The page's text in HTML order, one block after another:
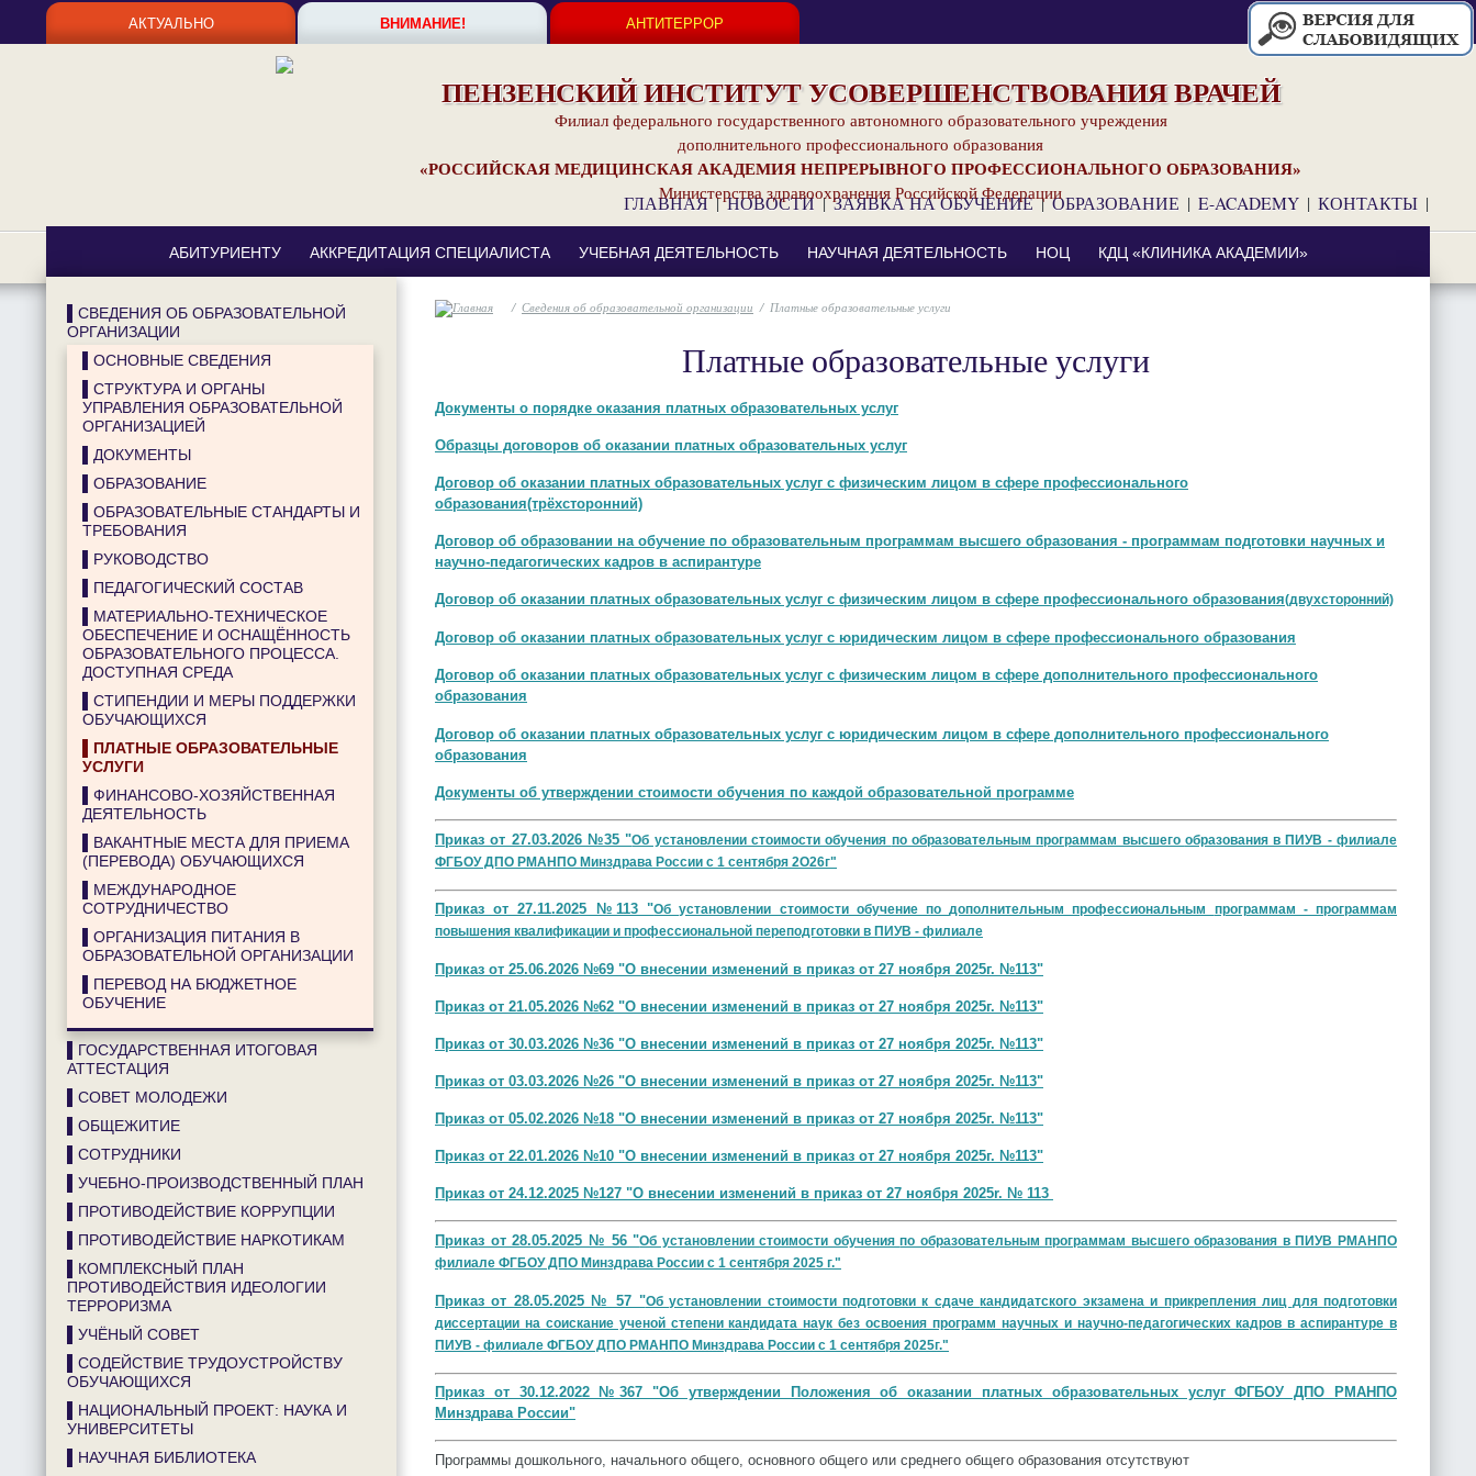
АКТУАЛЬНО ВНИМАНИЕ! АНТИТЕРРОР
ПЕНЗЕНСКИЙ ИНСТИТУТ УСОВЕРШЕНСТВОВАНИЯ ВРАЧЕЙ
Филиал федерального государственного автономного образовательного учреждения
дополнительного профессионального образования
«РОССИЙСКАЯ МЕДИЦИНСКАЯ АКАДЕМИЯ НЕПРЕРЫВНОГО ПРОФЕССИОНАЛЬНОГО ОБРАЗОВАНИЯ»
Министерства здравоохранения Российской Федерации
ГЛАВНАЯ |НОВОСТИ |ЗАЯВКА НА ОБУЧЕНИЕ |ОБРАЗОВАНИЕ | E-ACADEMY | КОНТАКТЫ |
АБИТУРИЕНТУ АККРЕДИТАЦИЯ СПЕЦИАЛИСТА УЧЕБНАЯ ДЕЯТЕЛЬНОСТЬ НАУЧНАЯ ДЕЯТЕЛЬНОСТЬ НОЦ КДЦ «КЛИНИКА АКАДЕМИИ»
/ Сведения об образовательной организации / Платные образовательные услуги
Платные образовательные услуги
Документы о порядке оказания платных образовательных услуг
Образцы договоров об оказании платных образовательных услуг
Договор об оказании платных образовательных услуг с физическим лицом в сфере профессионального
образования(трёхсторонний)
Договор об образовании на обучение по образовательным программам высшего образования - программам подготовки научных и
научно-педагогических кадров в аспирантуре
Договор об оказании платных образовательных услуг с физическим лицом в сфере профессионального образования(двухсторонний)
Договор об оказании платных образовательных услуг с юридическим лицом в сфере профессионального образования
Договор об оказании платных образовательных услуг с физическим лицом в сфере дополнительного профессионального
образования
Договор об оказании платных образовательных услуг с юридическим лицом в сфере дополнительного профессионального
образования
Документы об утверждении стоимости обучения по каждой образовательной программе
Приказ от 27.03.2026 №35 "Об установлении стоимости обучения по образовательным программам высшего образования в ПИУВ - филиале
ФГБОУ ДПО РМАНПО Минздрава России с 1 сентября 2О26г"
Приказ от 27.11.2025 №113 "Об установлении стоимости обучение подополнительным профессиональным программам - программам
повышения квалификации и профессиональной переподготовки в ПИУВ - филиале
Приказ от 25.06.2026 №69 "О внесении изменений в приказ от 27 ноября 2025г. №113"
Приказ от 21.05.2026 №62 "О внесении изменений в приказ от 27 ноября 2025г. №113"
Приказ от 30.03.2026 №36 "О внесении изменений в приказ от 27 ноября 2025г. №113"
Приказ от 03.03.2026 №26 "О внесении изменений в приказ от 27 ноября 2025г. №113"
Приказ от 05.02.2026 №18 "О внесении изменений в приказ от 27 ноября 2025г. №113"
Приказ от 22.01.2026 №10 "О внесении изменений в приказ от 27 ноября 2025г. №113"
Приказ от 24.12.2025 №127 "О внесении изменений в приказ от 27 ноября 2025r. № 113
Приказ от 28.05.2025 № 56 "Об установлении стоимости обученияпо образовательным программам высшегообразования в ПИУВ РМАНПО
филиале ФГБОУ ДПО Минздрава России с 1 сентября 2025 г."
Приказ от 28.05.2025 № 57 "Об установлении стоимости подготовки к сдачекандидатского экзамена и прикрепления лиц для подготовки
диссертации на соискание ученой степени кандидата наук без освоения программ научных и научно-педагогических кадров васпирантуре в
ПИУВ - филиале ФГБОУ ДПО РМАНПО Минздрава России с 1 сентября 2025г."
Приказ от 30.12.2022 №367 "Об утверждении Положения об оказании платных образовательных услуг ФГБОУ ДПО РМАНПО
Минздрава России"
Программы дошкольного, начального общего, основного общего или среднего общего образования отсутствуют
▌СВЕДЕНИЯ ОБ ОБРАЗОВАТЕЛЬНОЙ
ОРГАНИЗАЦИИ
▌ОСНОВНЫЕ СВЕДЕНИЯ
▌СТРУКТУРА И ОРГАНЫ
УПРАВЛЕНИЯ ОБРАЗОВАТЕЛЬНОЙ
ОРГАНИЗАЦИЕЙ
▌ДОКУМЕНТЫ
▌ОБРАЗОВАНИЕ
▌ОБРАЗОВАТЕЛЬНЫЕ СТАНДАРТЫ И
ТРЕБОВАНИЯ
▌РУКОВОДСТВО
▌ПЕДАГОГИЧЕСКИЙ СОСТАВ
▌МАТЕРИАЛЬНО-ТЕХНИЧЕСКОЕ
ОБЕСПЕЧЕНИЕ И ОСНАЩЁННОСТЬ
ОБРАЗОВАТЕЛЬНОГО ПРОЦЕССА.
ДОСТУПНАЯ СРЕДА
▌СТИПЕНДИИ И МЕРЫ ПОДДЕРЖКИ
ОБУЧАЮЩИХСЯ
▌ПЛАТНЫЕ ОБРАЗОВАТЕЛЬНЫЕ
УСЛУГИ
▌ФИНАНСОВО-ХОЗЯЙСТВЕННАЯ
ДЕЯТЕЛЬНОСТЬ
▌ВАКАНТНЫЕ МЕСТА ДЛЯ ПРИЕМА
(ПЕРЕВОДА) ОБУЧАЮЩИХСЯ
▌МЕЖДУНАРОДНОЕ
СОТРУДНИЧЕСТВО
▌ОРГАНИЗАЦИЯ ПИТАНИЯ В
ОБРАЗОВАТЕЛЬНОЙ ОРГАНИЗАЦИИ
▌ПЕРЕВОД НА БЮДЖЕТНОЕ
ОБУЧЕНИЕ
▌ГОСУДАРСТВЕННАЯ ИТОГОВАЯ
АТТЕСТАЦИЯ
▌СОВЕТ МОЛОДЕЖИ
▌ОБЩЕЖИТИЕ
▌СОТРУДНИКИ
▌УЧЕБНО-ПРОИЗВОДСТВЕННЫЙ ПЛАН
▌ПРОТИВОДЕЙСТВИЕ КОРРУПЦИИ
▌ПРОТИВОДЕЙСТВИЕ НАРКОТИКАМ
▌КОМПЛЕКСНЫЙ ПЛАН
ПРОТИВОДЕЙСТВИЯ ИДЕОЛОГИИ
ТЕРРОРИЗМА
▌УЧЁНЫЙ СОВЕТ
▌СОДЕЙСТВИЕ ТРУДОУСТРОЙСТВУ
ОБУЧАЮЩИХСЯ
▌НАЦИОНАЛЬНЫЙ ПРОЕКТ: НАУКА И
УНИВЕРСИТЕТЫ
▌НАУЧНАЯ БИБЛИОТЕКА